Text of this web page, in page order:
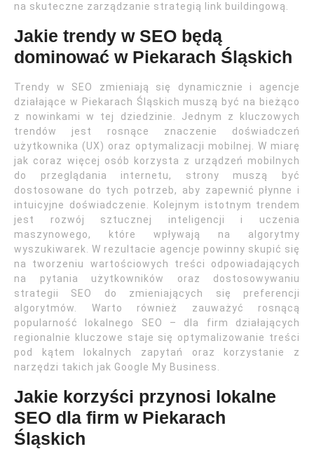
na skuteczne zarządzanie strategią link buildingową.
Jakie trendy w SEO będą
dominować w Piekarach Śląskich
Trendy w SEO zmieniają się dynamicznie i agencje
działające w Piekarach Śląskich muszą być na bieżąco
z nowinkami w tej dziedzinie. Jednym z kluczowych
trendów jest rosnące znaczenie doświadczeń
użytkownika (UX) oraz optymalizacji mobilnej. W miarę
jak coraz więcej osób korzysta z urządzeń mobilnych
do przeglądania internetu, strony muszą być
dostosowane do tych potrzeb, aby zapewnić płynne i
intuicyjne doświadczenie. Kolejnym istotnym trendem
jest rozwój sztucznej inteligencji i uczenia
maszynowego, które wpływają na algorytmy
wyszukiwarek. W rezultacie agencje powinny skupić się
na tworzeniu wartościowych treści odpowiadających
na pytania użytkowników oraz dostosowywaniu
strategii SEO do zmieniających się preferencji
algorytmów. Warto również zauważyć rosnącą
popularność lokalnego SEO – dla firm działających
regionalnie kluczowe staje się optymalizowanie treści
pod kątem lokalnych zapytań oraz korzystanie z
narzędzi takich jak Google My Business.
Jakie korzyści przynosi lokalne
SEO dla firm w Piekarach
Śląskich